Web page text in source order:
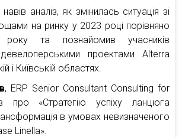
аналіз, як змінилась ситуація зі
на ринку у 2023 році порівняно
та познайомив учасників
проектами Alterra
і Київській областях.
, ERP Senior Consultant Consulting for
про «Стратегію успіху ланцюга
в умовах невизначеного
Linella».